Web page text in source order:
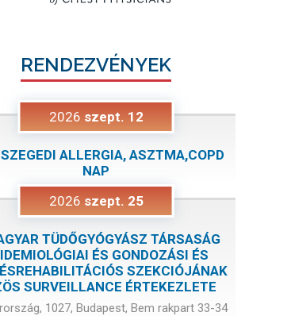
RENDEZVÉNYEK
2026 szept. 12
ALLERGIA, ASZTMA,COPD
NAP
2026 szept. 25
TÜDŐGYÓGYÁSZ TÁRSASÁG
ÉS GONDOZÁSI ÉS
SZEKCIÓJÁNAK
SURVEILLANCE ÉRTEKEZLETE
1027, Budapest, Bem rakpart 33-34